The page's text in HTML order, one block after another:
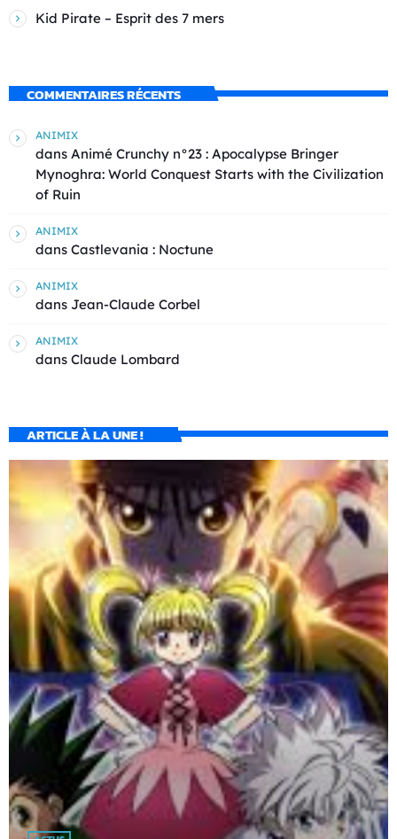
Kid Pirate – Esprit des 7 mers
COMMENTAIRES RÉCENTS
ANIMIX
dans Animé Crunchy n°23 : Apocalypse Bringer
Mynoghra: World Conquest Starts with the Civilization
of Ruin
ANIMIX
dans Castlevania : Noctune
ANIMIX
dans Jean-Claude Corbel
ANIMIX
dans Claude Lombard
ARTICLE À LA UNE !